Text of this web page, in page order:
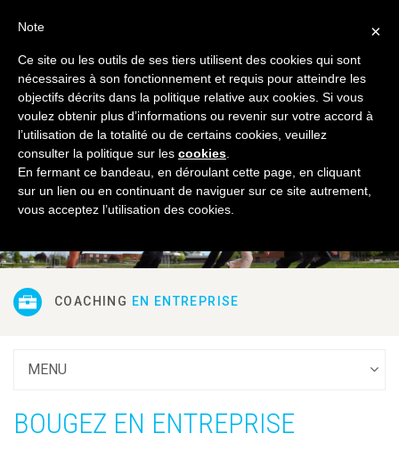
DÉCOUVREZ NOSSERVICES
COACHING EN ENTREPRISE
MENU
BOUGEZ EN ENTREPRISE
×
Note
Ce site ou les outils de ses tiers utilisent des cookies qui sont
nécessaires à son fonctionnement et requis pour atteindre les
objectifs décrits dans la politique relative aux cookies. Si vous
voulez obtenir plus d’informations ou revenir sur votre accord à
l’utilisation de la totalité ou de certains cookies, veuillez
consulter la politique sur les cookies
En fermant ce bandeau, en déroulant cette page, en cliquant
sur un lien ou en continuant de naviguer sur ce site autrement,
vous acceptez l’utilisation des cookies.